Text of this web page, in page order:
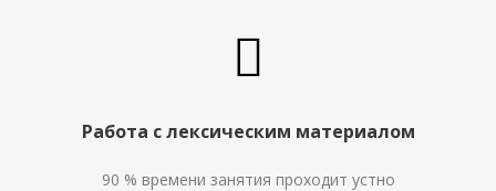
Работа с лексическим материалом
90 % времени занятия проходит устно